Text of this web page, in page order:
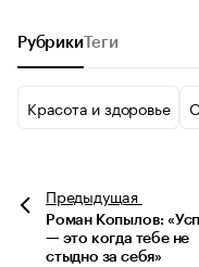
Рубрики Теги
Красота и здоровье
Предыдущая
Роман Копылов:
— это когда тебе не
стыдно за себя»